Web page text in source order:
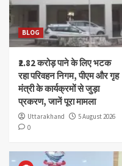
BLOG
₹2.82 करोड़ पाने के लिए भटक
रहा परिवहन निगम, पीएम और गृह
मंत्री के कार्यक्रमों से जुड़ा
प्रकरण, जानें पूरा मामला
Uttarakhand
5 August 2026
0